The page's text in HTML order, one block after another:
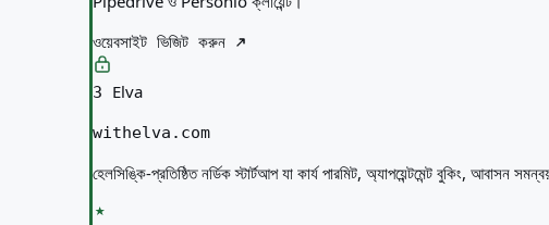
ওয়েবসাইট ভিজিট করুন
3 Elva
withelva.com
হেলসিঙ্কি-প্রতিষ্ঠিত নর্ডিক স্টার্টআপ যা কার্য পারমিট, অ্যাপয়েন্টমেন্ট বুকিং, আবাসন